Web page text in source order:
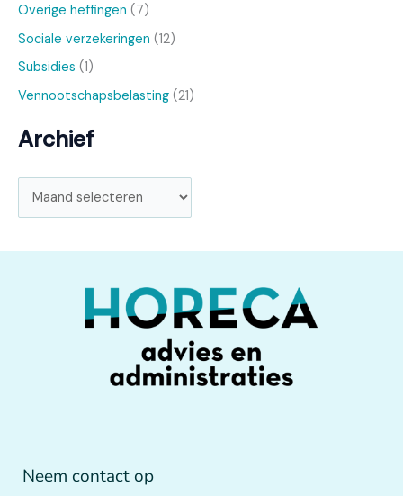
Overige heffingen (7)
Sociale verzekeringen (12)
Subsidies (1)
Vennootschapsbelasting (21)
Archief
Neem contact op